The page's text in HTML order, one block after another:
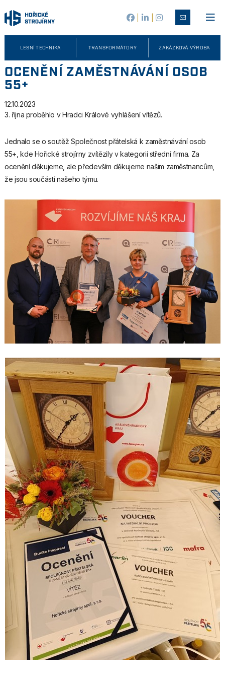
LESNÍ TECHNIKA TRANSFORMÁTORY ZAKÁZKOVÁ VÝROBA
OCENĚNÍ ZAMĚSTNÁVÁNÍ OSOB
55+
12.10.2023
3. října proběhlo v Hradci Králové vyhlášení vítězů.
Jednalo se o soutěž Společnost přátelská k zaměstnávání osob
55+, kde Hořické strojírny zvítězily v kategorii střední firma. Za
ocenění děkujeme, ale především děkujeme našim zaměstnancům,
že jsou součástí našeho týmu.